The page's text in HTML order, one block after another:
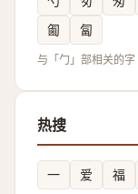
㔪
匐
与「勹」部相关的字
热搜
一 爱 福